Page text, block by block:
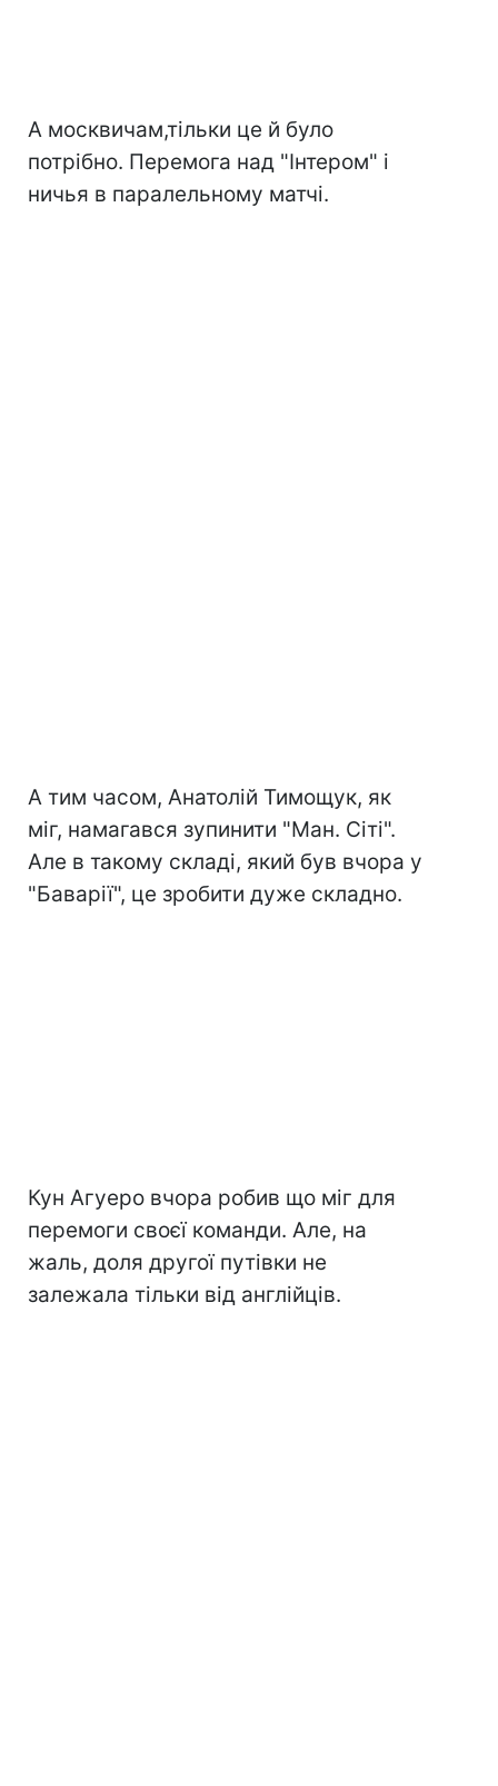
А москвичам,тільки це й було
потрібно. Перемога над "Інтером" і
ничья в паралельному матчі.
А тим часом, Анатолій Тимощук, як
міг, намагався зупинити "Ман. Сіті".
Але в такому складі, який був вчора у
"Баварії", це зробити дуже складно.
Кун Агуеро вчора робив що міг для
перемоги своєї команди. Але, на
жаль, доля другої путівки не
залежала тільки від англійців.